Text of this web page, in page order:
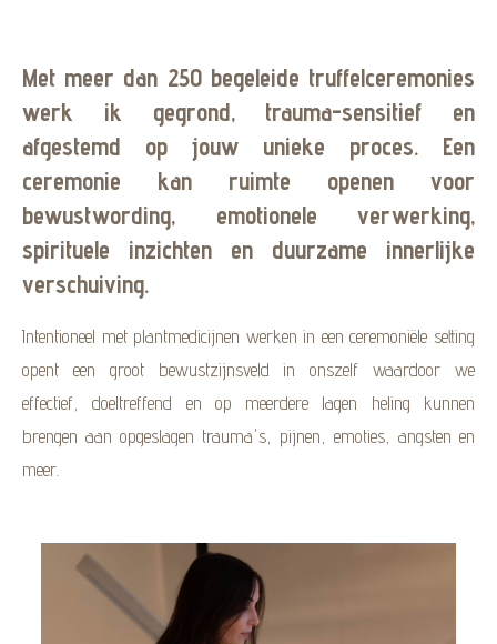
Met meer dan 250 begeleide truffelceremonies
werk ik gegrond, trauma-sensitief en
afgestemd op jouw unieke proces. Een
ceremonie kan ruimte openen voor
bewustwording, emotionele verwerking,
spirituele inzichten en duurzame innerlijke
verschuiving.
Intentioneel met plantmedicijnen werken in een ceremoniële setting
opent een groot bewustzijnsveld in onszelf waardoor we
effectief, doeltreffend en op meerdere lagen heling kunnen
brengen aan opgeslagen trauma's, pijnen, emoties, angsten en
meer.